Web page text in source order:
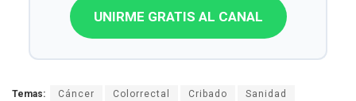
UNIRME GRATIS AL CANAL
Temas: Cáncer Colorrectal Cribado Sanidad